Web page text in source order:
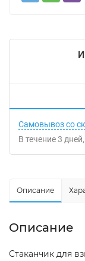
Самовывоз со
В течение3 дней
Описание
Описание
Стаканчик для